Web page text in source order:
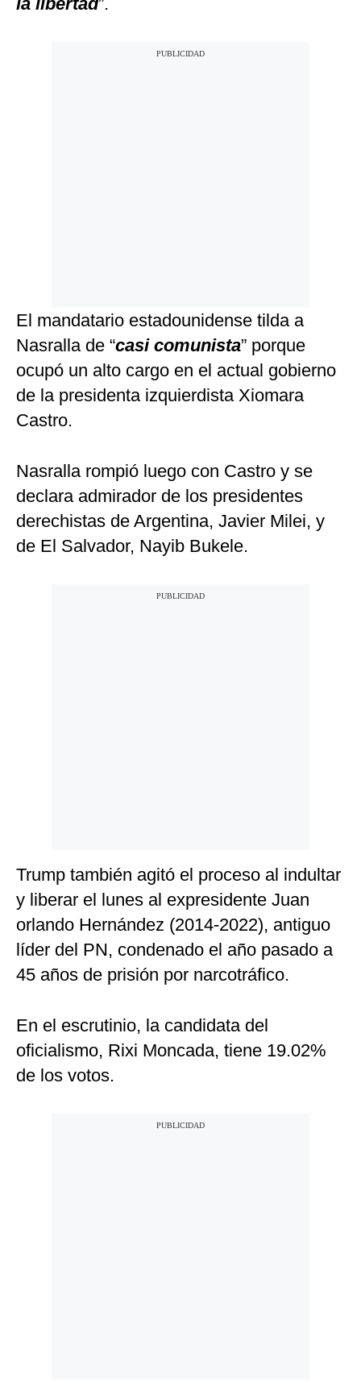
El mandatario estadounidense tilda a
Nasralla de “casi comunista” porque
ocupó un alto cargo en el actual gobierno
de la presidenta izquierdista Xiomara
Castro.
Nasralla rompió luego con Castro y se
declara admirador de los presidentes
derechistas de Argentina, Javier Milei, y
de El Salvador, Nayib Bukele.
Trump también agitó el proceso al indultar
y liberar el lunes al expresidente Juan
orlando Hernández (2014-2022), antiguo
líder del PN, condenado el año pasado a
45 años de prisión por narcotráfico.
En el escrutinio, la candidata del
oficialismo, Rixi Moncada, tiene 19.02%
de los votos.